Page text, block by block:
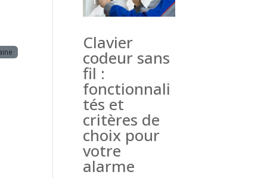
Clavier
codeur sans
fil :
fonctionnali
tés et
critères de
choix pour
votre
alarme